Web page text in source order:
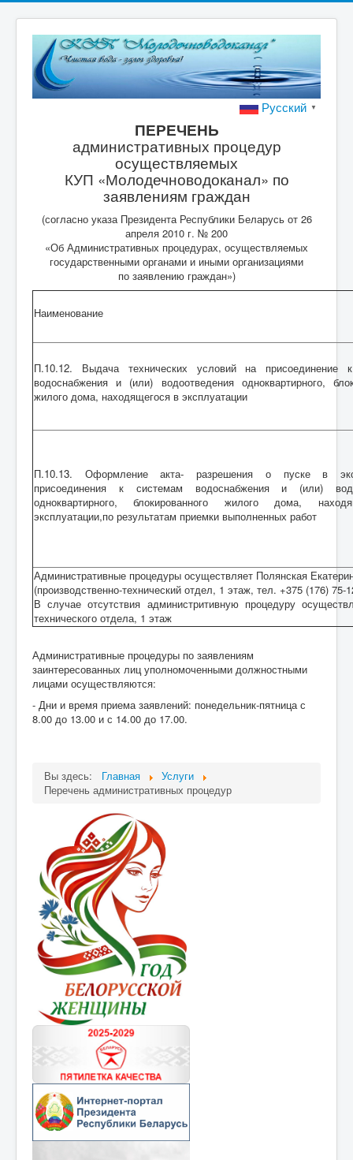
Русский ▼
ПЕРЕЧЕНЬ
административных процедур
осуществляемых
КУП «Молодечноводоканал» по
заявлениям граждан
(согласно указа Президента Республики Беларусь от 26
апреля 2010 г. № 200
«Об Административных процедурах, осуществляемых
государственными органами и иными организациями
по заявлению граждан»)
Наименование
П.10.12. Выдача технических условий на присоединение
водоснабжения и (или) водоотведения одноквартирного,
жилого дома, находящегося в эксплуатации
П.10.13. Оформление акта- разрешения о пуске в
присоединения к системам водоснабжения и (или)
одноквартирного, блокированного жилого дома,
эксплуатации,по результатам приемки выполненных работ
Административные процедуры осуществляет Полянская
(производственно-технический отдел, 1 этаж, тел. +375 (176) 75-
В случае отсутствия администритивную процедуру
технического отдела, 1 этаж
Административные процедуры по заявлениям
заинтересованных лиц уполномоченными должностными
лицами осуществляются:
- Дни и время приема заявлений: понедельник-пятница с
8.00 до 13.00 и с 14.00 до 17.00.
Вы здесь: Главная
Услуги
Перечень административных процедур